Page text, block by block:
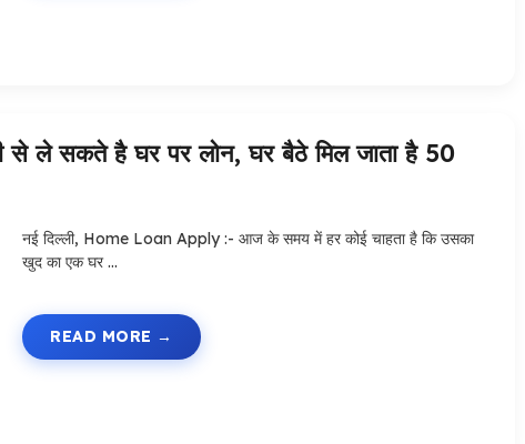
सकते है घर पर लोन, घर बैठे मिल जाता है 50
नई दिल्ली, Home Loan Apply :- आज के समय में हर कोई चाहता है कि उसका
खुद का एक घर …
READ MORE